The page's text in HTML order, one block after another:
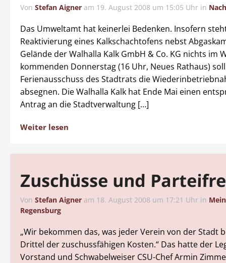
Von Stefan Aigner am 19. August 2008 um 15:05 Uhr in
Das Umweltamt hat keinerlei Bedenken. Insofern
Reaktivierung eines Kalkschachtofens nebst
Gelände der Walhalla Kalk GmbH & Co. KG nichts im
kommenden Donnerstag (16 Uhr, Neues Rathaus)
Ferienausschuss des Stadtrats die
absegnen. Die Walhalla Kalk hat Ende Mai einen
Antrag an die Stadtverwaltung […]
Weiter lesen
Zuschüsse und
Von Stefan Aigner am 18. August 2008 um 17:21 Uhr in
Regensburg
„Wir bekommen das, was jeder Verein von der Stadt
Drittel der zuschussfähigen Kosten.“ Das hatte der
Vorstand und Schwabelweiser CSU-Chef Armin